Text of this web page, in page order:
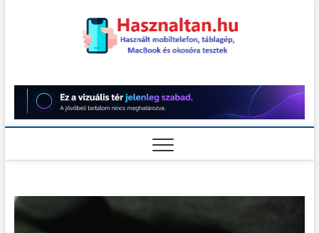
Használt
teszt
TÁBLAGÉP, MACBOOK ÉS
OKOSÓRA TESZTEK